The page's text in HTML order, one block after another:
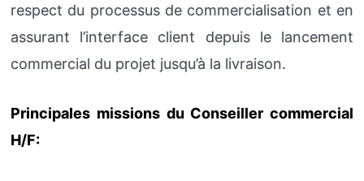
respect du processus de commercialisation et en
assurant l’interface client depuis le lancement
commercial du projet jusqu’à la livraison.
Principales missions du Conseiller commercial
H/F: